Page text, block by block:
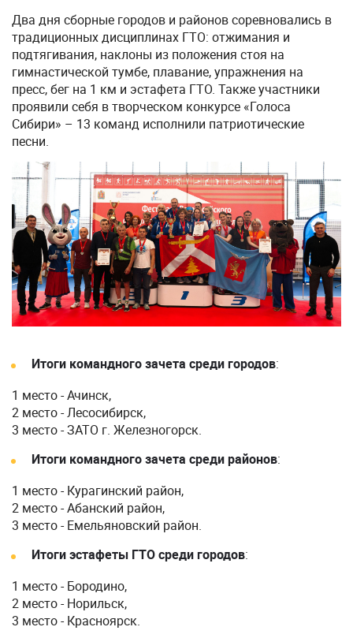
Два дня сборные городов и районов соревновались в
традиционных дисциплинах ГТО: отжимания и
подтягивания, наклоны из положения стоя на
гимнастической тумбе, плавание, упражнения на
пресс, бег на 1 км и эстафета ГТО. Также участники
проявили себя в творческом конкурсе «Голоса
Сибири» – 13 команд исполнили патриотические
песни.
Итоги командного зачета среди городов:
1 место - Ачинск,
2 место - Лесосибирск,
3 место - ЗАТО г. Железногорск.
Итоги командного зачета среди районов:
1 место - Курагинский район,
2 место - Абанский район,
3 место - Емельяновский район.
Итоги эстафеты ГТО среди городов:
1 место - Бородино,
2 место - Норильск,
3 место - Красноярск.